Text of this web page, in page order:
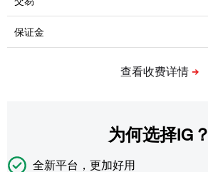
为何选择IG？
全新平台，更加好用